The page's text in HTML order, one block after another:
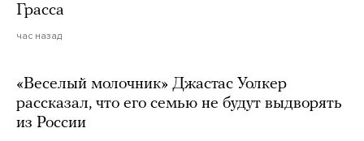
Грасса
час назад
«Веселый молочник» Джастас Уолкер
рассказал, что его семью не будут выдворять
из России